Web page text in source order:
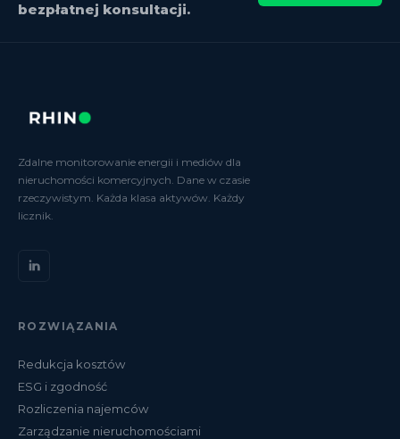
bezpłatnej konsultacji.
Zdalne monitorowanie energii i mediów dla
nieruchomości komercyjnych. Dane w czasie
rzeczywistym. Każda klasa aktywów. Każdy
licznik.
ROZWIĄZANIA
Redukcja kosztów
ESG i zgodność
Rozliczenia najemców
Zarządzanie nieruchomościami